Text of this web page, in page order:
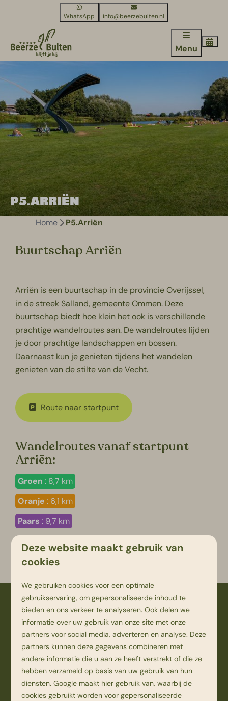
WhatsApp info@beerzebulten.nl
Menu
P5.ARRIËN
Home P5.Arriën
Buurtschap Arriën
Arriën is een buurtschap in de provincie Overijssel,
in de streek Salland, gemeente Ommen. Deze
buurtschap biedt hoe klein het ook is verschillende
prachtige wandelroutes aan. De wandelroutes lijden
je door prachtige landschappen en bossen.
Daarnaast kun je genieten tijdens het wandelen
genieten van de stilte van de Vecht.
Route naar startpunt
Wandelroutes vanaf startpunt
Arriën:
Groen: 8,7 km
Oranje: 6,1 km
Paars: 9,7 km
Maak je eigen wandelroute
Veilig betalen
Deze website maakt gebruik van
cookies
We gebruiken cookies voor een optimale
gebruikservaring, om gepersonaliseerde inhoud te
bieden en ons verkeer te analyseren. Ook delen we
informatie over uw gebruik van onze site met onze
partners voor social media, adverteren en analyse. Deze
partners kunnen deze gegevens combineren met
andere informatie die u aan ze heeft verstrekt of die ze
hebben verzameld op basis van uw gebruik van hun
diensten.Google maakt hier gebruik van, waarbij de
cookies gebruikt worden voor gepersonaliseerde